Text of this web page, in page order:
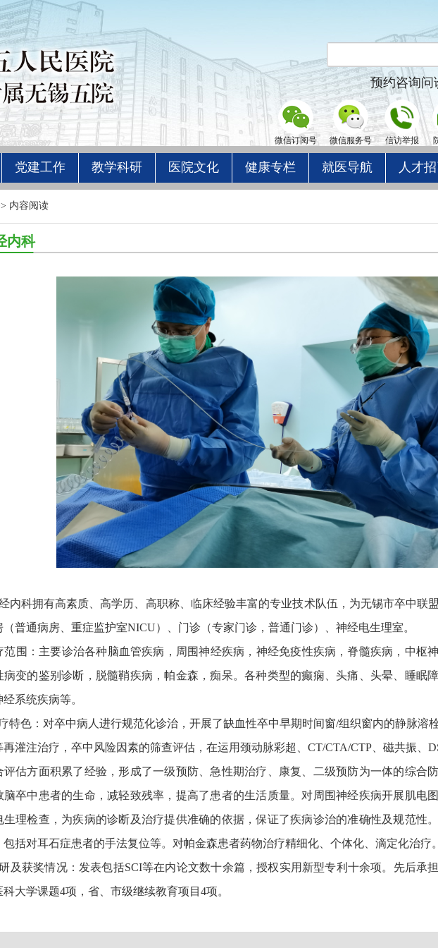
预约咨询问
微信订阅号 微信服务号 信访举报
党建工作 教学科研 医院文化 健康专栏 就医导航 人才招
内容阅读
内科
科拥有高素质、高学历、高职称、临床经验丰富的专业技术队伍，为无锡市卒中联
（普通病房、重症监护室NICU）、门诊（专家门诊，普通门诊）、神经电生理室。
围：主要诊治各种脑血管疾病，周围神经疾病，神经免疫性疾病，脊髓疾病，中枢
病变的鉴别诊断，脱髓鞘疾病，帕金森，痴呆。各种类型的癫痫、头痛、头晕、睡眠
经系统疾病等。
色：对卒中病人进行规范化诊治，开展了缺血性卒中早期时间窗/组织窗内的静脉溶
再灌注治疗，卒中风险因素的筛查评估，在运用颈动脉彩超、CT/CTA/CTP、磁共振、
评估方面积累了经验，形成了一级预防、急性期治疗、康复、二级预防为一体的综合
脑卒中患者的生命，减轻致残率，提高了患者的生活质量。对周围神经疾病开展肌电
生理检查，为疾病的诊断及治疗提供准确的依据，保证了疾病诊治的准确性及规范性
包括对耳石症患者的手法复位等。对帕金森患者药物治疗精细化、个体化、滴定化治疗。
获奖情况：发表包括SCI等在内论文数十余篇，授权实用新型专利十余项。先后承
科大学课题4项，省、市级继续教育项目4项。